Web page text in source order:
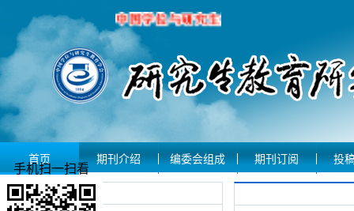
首页 期刊介绍 编委会组成 期刊订阅 投
期刊动态
手机扫一扫看